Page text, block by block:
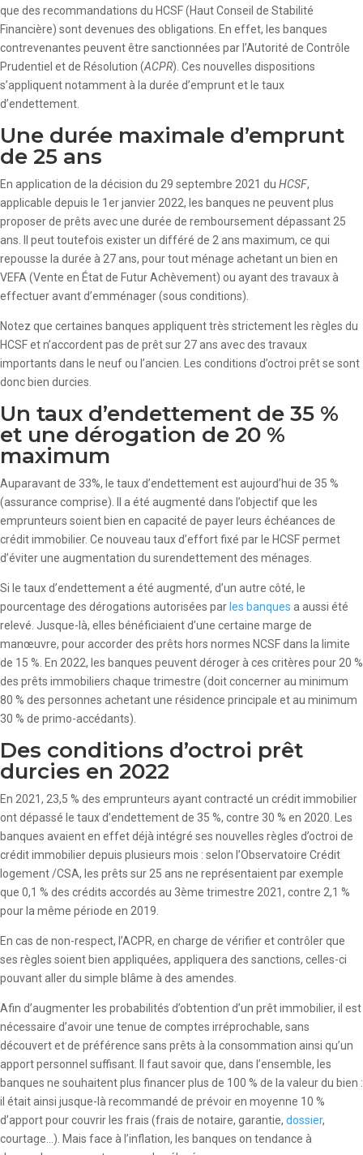
que des recommandations du HCSF (Haut Conseil de Stabilité
Financière) sont devenues des obligations. En effet, les banques
contrevenantes peuvent être sanctionnées par l’Autorité de Contrôle
Prudentiel et de Résolution (ACPR). Ces nouvelles dispositions
s’appliquent notamment à la durée d’emprunt et le taux
d’endettement.
Une durée maximale d’emprunt
de 25 ans
En application de la décision du 29 septembre 2021 du HCSF,
applicable depuis le 1er janvier 2022, les banques ne peuvent plus
proposer de prêts avec une durée de remboursement dépassant 25
ans. Il peut toutefois exister un différé de 2 ans maximum, ce qui
repousse la durée à 27 ans, pour tout ménage achetant un bien en
VEFA (Vente en État de Futur Achèvement) ou ayant des travaux à
effectuer avant d’emménager (sous conditions).
Notez que certaines banques appliquent très strictement les règles du
HCSF et n’accordent pas de prêt sur 27 ans avec des travaux
importants dans le neuf ou l’ancien. Les conditions d’octroi prêt se sont
donc bien durcies.
Un taux d’endettement de 35 %
et une dérogation de 20 %
maximum
Auparavant de 33%, le taux d’endettement est aujourd’hui de 35 %
(assurance comprise). Il a été augmenté dans l’objectif que les
emprunteurs soient bien en capacité de payer leurs échéances de
crédit immobilier. Ce nouveau taux d’effort fixé par le HCSF permet
d’éviter une augmentation du surendettement des ménages.
Si le taux d’endettement a été augmenté, d’un autre côté, le
pourcentage des dérogations autorisées par les banques a aussi été
relevé. Jusque-là, elles bénéficiaient d’une certaine marge de
manœuvre, pour accorder des prêts hors normes NCSF dans la limite
de 15 %. En 2022, les banques peuvent déroger à ces critères pour 20 %
des prêts immobiliers chaque trimestre (doit concerner au minimum
80 % des personnes achetant une résidence principale et au minimum
30 % de primo-accédants).
Des conditions d’octroi prêt
durcies en 2022
En 2021, 23,5 % des emprunteurs ayant contracté un crédit immobilier
ont dépassé le taux d’endettement de 35 %, contre 30 % en 2020. Les
banques avaient en effet déjà intégré ses nouvelles règles d’octroi de
crédit immobilier depuis plusieurs mois : selon l’Observatoire Crédit
logement /CSA, les prêts sur 25 ans ne représentaient par exemple
que 0,1 % des crédits accordés au 3ème trimestre 2021, contre 2,1 %
pour la même période en 2019.
En cas de non-respect, l’ACPR, en charge de vérifier et contrôler que
ses règles soient bien appliquées, appliquera des sanctions, celles-ci
pouvant aller du simple blâme à des amendes.
Afin d’augmenter les probabilités d’obtention d’un prêt immobilier, il est
nécessaire d’avoir une tenue de comptes irréprochable, sans
découvert et de préférence sans prêts à la consommation ainsi qu’un
apport personnel suffisant. Il faut savoir que, dans l’ensemble, les
banques ne souhaitent plus financer plus de 100 % de la valeur du bien :
il était ainsi jusque-là recommandé de prévoir en moyenne 10 %
d’apport pour couvrir les frais (frais de notaire, garantie, dossier,
courtage…). Mais face à l’inflation, les banques on tendance à